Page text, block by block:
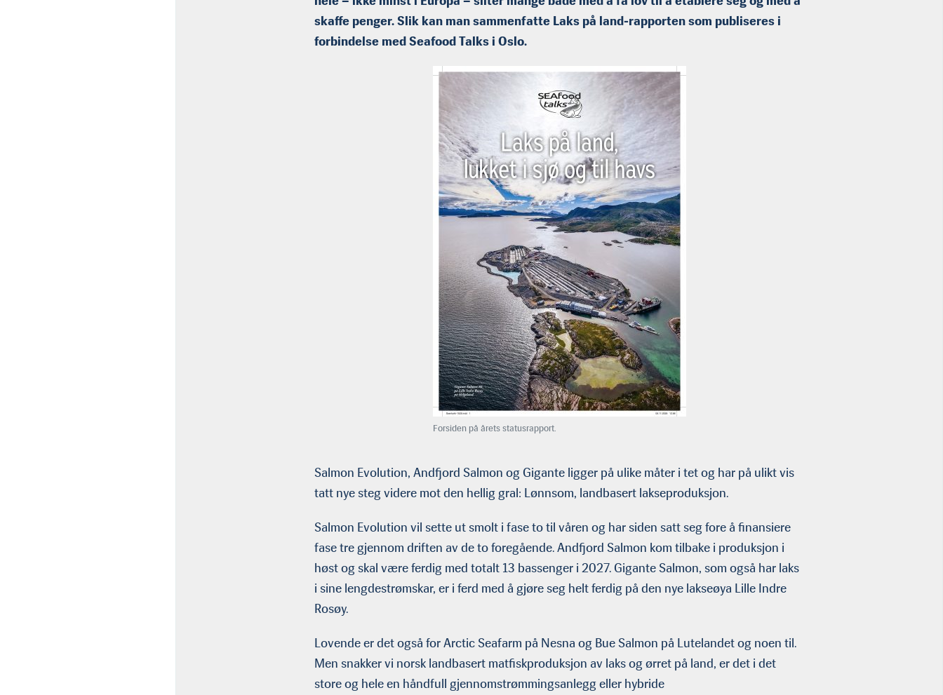
skaffe penger. Slik kan man sammenfatte Laks på land-rapporten som publiseres i
forbindelse med Seafood Talks i Oslo.
Forsiden på årets statusrapport.
Salmon Evolution, Andfjord Salmon og Gigante ligger på ulike måter i tet og har på ulikt vis
tatt nye steg videre mot den hellig gral: Lønnsom, landbasert lakseproduksjon.
Salmon Evolution vil sette ut smolt i fase to til våren og har siden satt seg fore å finansiere
fase tre gjennom driften av de to foregående. Andfjord Salmon kom tilbake i produksjon i
høst og skal være ferdig med totalt 13 bassenger i 2027. Gigante Salmon, som også har laks
i sine lengdestrømskar, er i ferd med å gjøre seg helt ferdig på den nye lakseøya Lille Indre
Rosøy.
Lovende er det også for Arctic Seafarm på Nesna og Bue Salmon på Lutelandet og noen til.
Men snakker vi norsk landbasert matfiskproduksjon av laks og ørret på land, er det i det
store og hele en håndfull gjennomstrømmingsanlegg eller hybride